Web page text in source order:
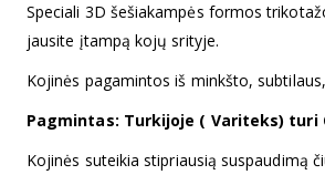
Speciali 3D šešiakampės formos
jausite įtampą kojų srityje.
Kojinės pagamintos iš minkšto,
Pagmintas: Turkijoje ( Variteks) turi
Kojinės suteikia stipriausią suspaudimą